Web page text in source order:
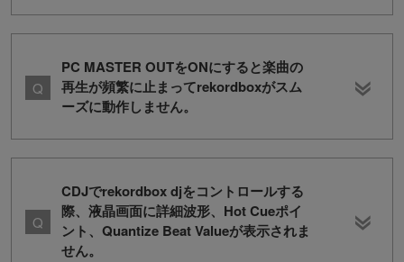
PC MASTER OUTをONにすると楽曲の
再生が頻繁に止まってrekordboxがスム
ーズに動作しません。
CDJでrekordbox djをコントロールする
際、液晶画面に詳細波形、Hot Cueポイ
ント、Quantize Beat Valueが表示されま
せん。